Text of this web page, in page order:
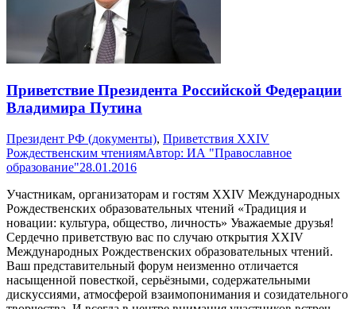
Приветствие Президента Российской Федерации
Владимира Путина
Президент РФ (документы), Приветствия XXIV
Рождественским чтениямАвтор: ИА "Православное
образование"28.01.2016
Участникам, организаторам и гостям XXIV Международных
Рождественских образовательных чтений «Традиция и
новации: культура, общество, личность» Уважаемые друзья!
Сердечно приветствую вас по случаю открытия XXIV
Международных Рождественских образовательных чтений.
Ваш представительный форум неизменно отличается
насыщенной повесткой, серьёзными, содержательными
дискуссиями, атмосферой взаимопонимания и созидательного